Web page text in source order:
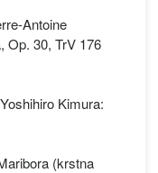
Antoine
Op. 30, TrV 176
Kimura:
(krstna